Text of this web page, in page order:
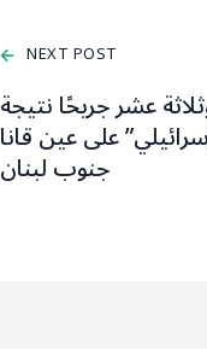
NEXT POST
عشر جريحًا نتيجة
على عين قانا
جنوب لبنان